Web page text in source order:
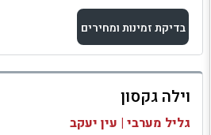
בדיקת זמינות ומחירים
למתחם זה
בדיקת זמינות ומחירים
וילה גקסון
גליל מערבי | עין יעקב